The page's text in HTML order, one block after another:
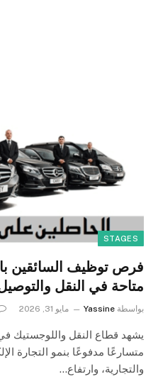
STAGES
متاحة في النقل
بواسطة Yassine مايو 31, 2026
متسارعًا مدفوعًا بنمو التجارة
والتجارية، وارتفاع…